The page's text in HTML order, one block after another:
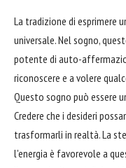
La tradizione di esprimere
universale. Nel sogno,
potente di auto-
riconoscere e a volere
Questo sogno può essere
Credere che i desideri
trasformarli in realtà. La
l'energia è favorevole a